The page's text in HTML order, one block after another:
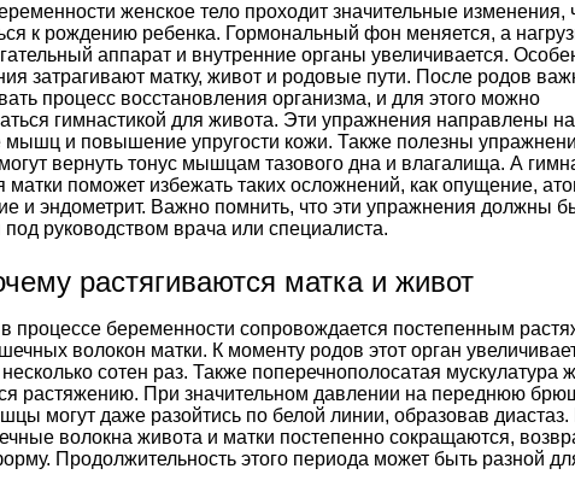
женское тело проходит значительные изменения,
к рождению ребенка. Гормональный фон меняется, а
аппарат и внутренние органы увеличивается.
затрагивают матку, живот и родовые пути. После родов
процесс восстановления организма, и для этого можно
гимнастикой для живота. Эти упражнения направлены на
мышц и повышение упругости кожи. Также полезны
вернуть тонус мышцам тазового дна и влагалища. А
матки поможет избежать таких осложнений, как опущение,
и эндометрит. Важно помнить, что эти упражнения должны
руководством врача или специалиста.
растягиваются матка и живот
процессе беременности сопровождается постепенным
волокон матки. К моменту родов этот орган
сотен раз. Также поперечнополосатая мускулатура
растяжению. При значительном давлении на переднюю
могут даже разойтись по белой линии, образовав
волокна живота и матки постепенно сокращаются,
Продолжительность этого периода может быть разной